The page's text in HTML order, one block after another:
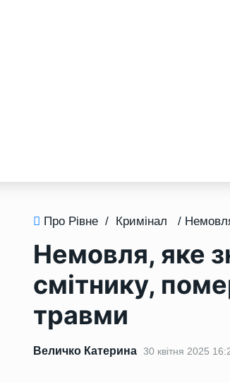
Про Рівне / Кримінал
Немовля, яке
смітнику,
травми
Величко Катерина 30 квітня 2025